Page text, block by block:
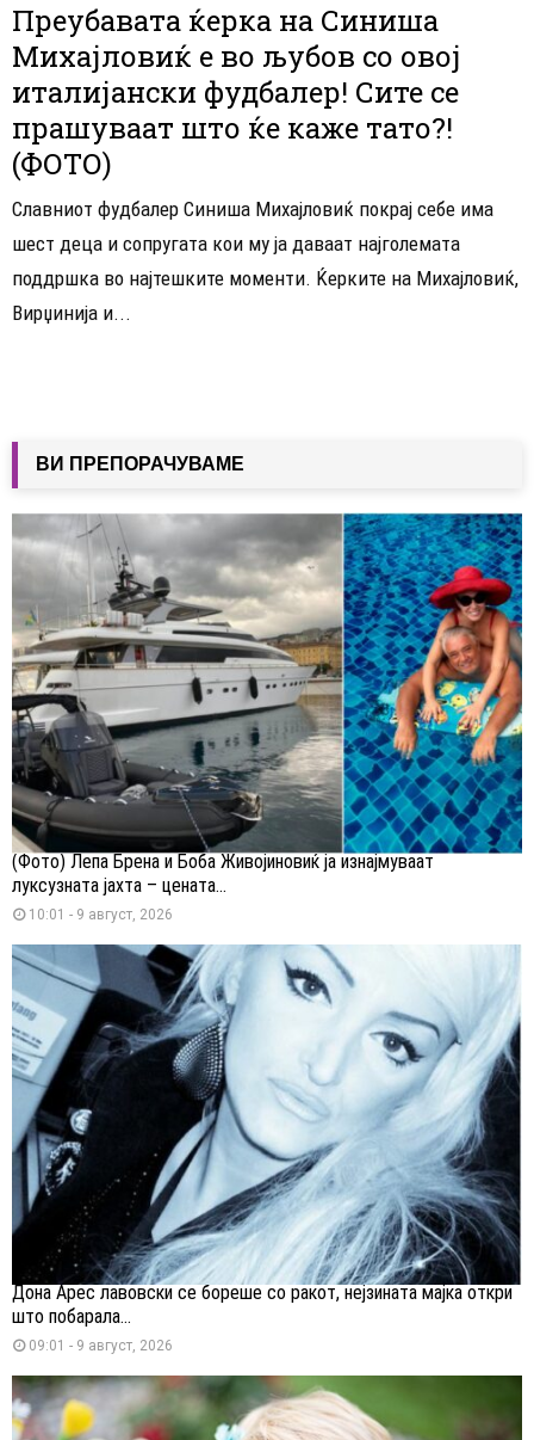
Преубавата ќерка на Синиша
Михајловиќ е во љубов со овој
италијански фудбалер! Сите се
прашуваат што ќе каже тато?!
(ФОТО)
Славниот фудбалер Синиша Михајловиќ покрај себе има
шест деца и сопругата кои му ја даваат најголемата
поддршка во најтешките моменти. Ќерките на Михајловиќ,
Вирџинија и...
ВИ ПРЕПОРАЧУВАМЕ
(Фото) Лепа Брена и Боба Живојиновиќ ја изнајмуваат
луксузната јахта – цената...
10:01 - 9 август, 2026
Дона Арес лавовски се бореше со ракот, нејзината мајка откри
што побарала...
09:01 - 9 август, 2026